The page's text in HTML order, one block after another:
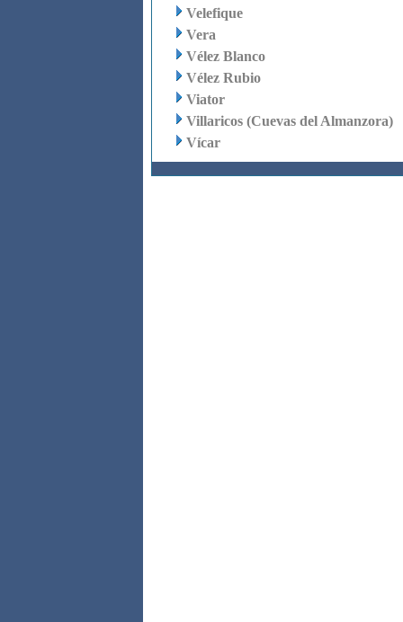
Velefique
Vera
Vélez Blanco
Vélez Rubio
Viator
Villaricos (Cuevas del Almanzora)
Vícar